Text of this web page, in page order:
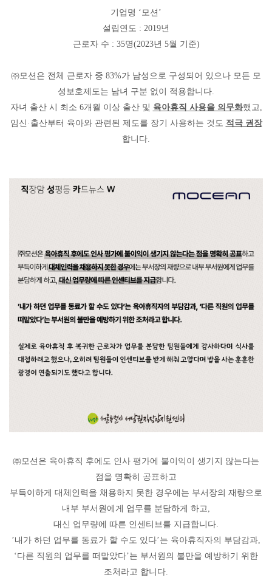
기업명 ‘모션 ’
설립연도 : 2019년
근로자 수 : 35명(2023년 5월 기준)
㈜모션은 전체 근로자 중 83%가 남성으로 구성되어 있으나 모든 모
성보호제도는 남녀 구분 없이 적용합니다.
자녀 출산 시 최소 6개월 이상 출산 및 육아휴직 사용을 의무화했고,
임신 · 출산부터 육아와 관련된 제도를 장기 사용하는 것도 적극 권장
합니다.
㈜모션은 육아휴직 후에도 인사 평가에 불이익이 생기지 않는다는
점을 명확히 공표하고
부득이하게 대체인력을 채용하지 못한 경우에는 부서장의 재량으로
내부 부서원에게 업무를 분담하게 하고,
대신 업무량에 따른 인센티브를 지급합니다.
’내가 하던 업무를 동료가 할 수도 있다’는 육아휴직자의 부담감과,
‘다른 직원의 업무를 떠맡았다’는 부서원의 불만을 예방하기 위한
조처라고 합니다.